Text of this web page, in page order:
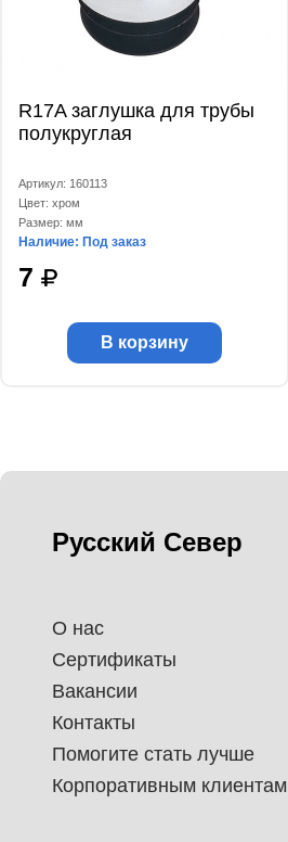
R17A заглушка для трубы
полукруглая
Артикул: 160113
Цвет: хром
Размер: мм
Наличие: Под заказ
7
В корзину
Русский Север
О нас
Сертификаты
Вакансии
Контакты
Помогите стать лучше
Корпоративным клиентам